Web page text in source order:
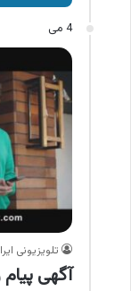
4 می
تلویزیونی
آگهی